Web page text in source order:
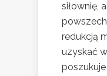
siłownię,
redukcją
uzyskać